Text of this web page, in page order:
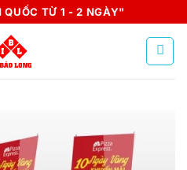
QUỐC TỪ 1 - 2 NGÀY"